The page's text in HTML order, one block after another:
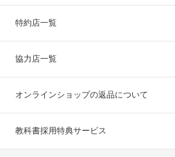
特約店一覧
協力店一覧
オンラインショップの返品について
教科書採用特典サービス